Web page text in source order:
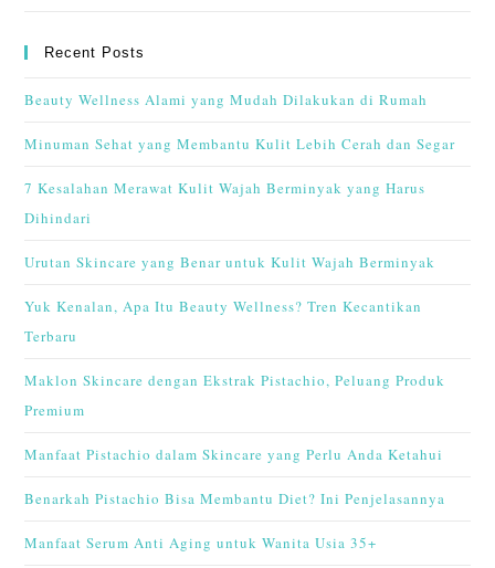
Recent Posts
Beauty Wellness Alami yang Mudah Dilakukan di Rumah
Minuman Sehat yang Membantu Kulit Lebih Cerah dan Segar
7 Kesalahan Merawat Kulit Wajah Berminyak yang Harus
Dihindari
Urutan Skincare yang Benar untuk Kulit Wajah Berminyak
Yuk Kenalan, Apa Itu Beauty Wellness? Tren Kecantikan
Terbaru
Maklon Skincare dengan Ekstrak Pistachio, Peluang Produk
Premium
Manfaat Pistachio dalam Skincare yang Perlu Anda Ketahui
Benarkah Pistachio Bisa Membantu Diet? Ini Penjelasannya
Manfaat Serum Anti Aging untuk Wanita Usia 35+